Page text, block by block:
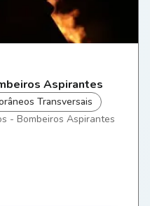
Aspirantes
Transversais
- Bombeiros Aspirantes